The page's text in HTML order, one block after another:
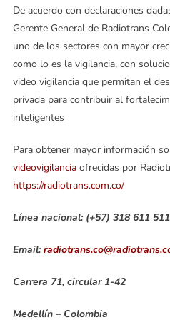
De acuerdo con declaraciones
Gerente General de Radiotrans
uno de los sectores con mayor
como lo es la vigilancia, con
video vigilancia que permitan el
privada para contribuir al
inteligentes
Para obtener mayor información
videovigilanciaofrecidas por
https://radiotrans.com.co/
Línea nacional: (+57) 318 611
Email:
Carrera 71, circular 1-42
Medellín – Colombia